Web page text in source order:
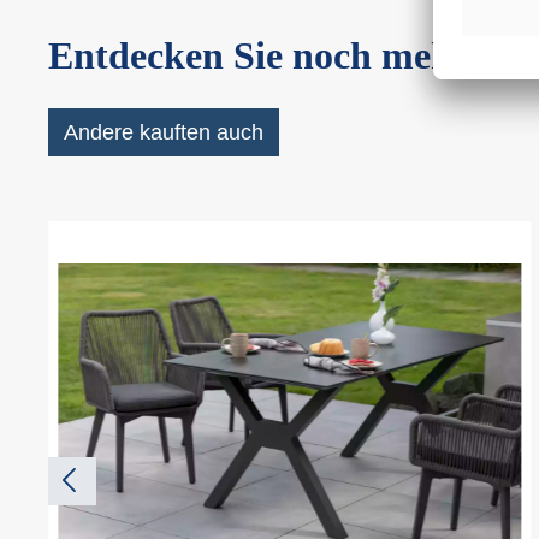
Entdecken Sie noch mehr
Andere kauften auch